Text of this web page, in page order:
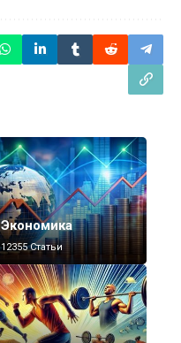
Экономика
12355 Статьи